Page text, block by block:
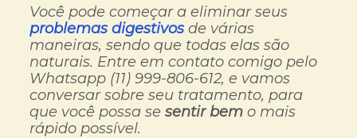
Você pode começar a eliminar seus
problemas digestivosde várias
maneiras, sendo que todas elas são
naturais. Entre em contato comigo pelo
Whatsapp (11) 999-806-612, e vamos
conversar sobre seu tratamento, para
que você possa sesentir bem o mais
rápido possível.